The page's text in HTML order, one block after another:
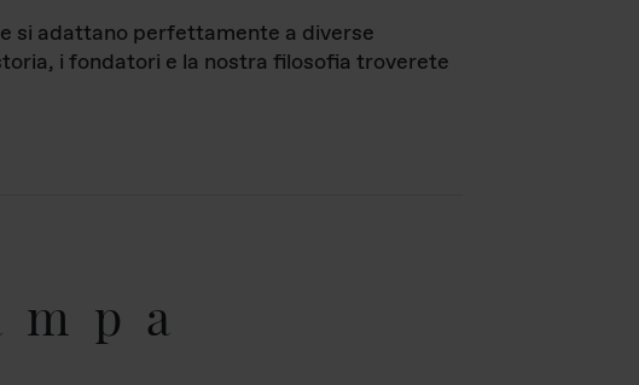
si adattano perfettamente a diverse
i fondatori e la nostra filosofia troverete